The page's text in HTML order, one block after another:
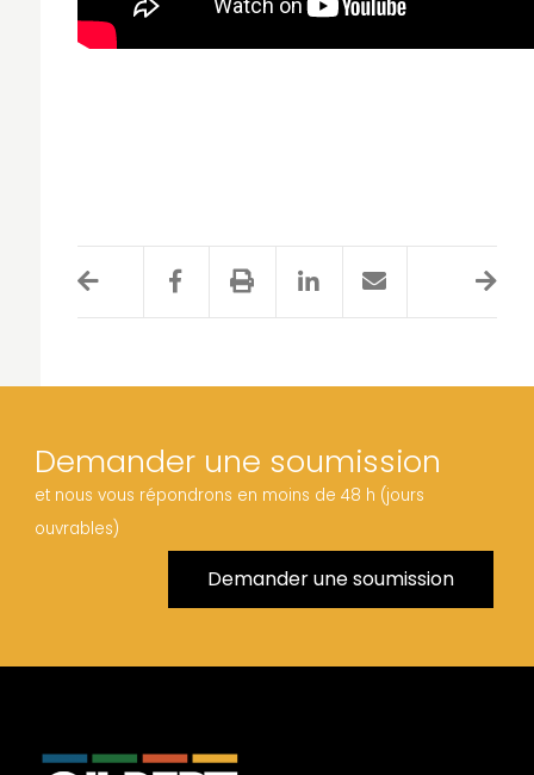
Demander une soumission
et nous vous répondrons en moins de 48 h (jours
ouvrables)
Demander une soumission